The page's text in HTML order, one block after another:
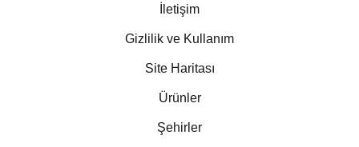
İletişim
Gizlilik ve Kullanım
Site Haritası
Ürünler
Şehirler